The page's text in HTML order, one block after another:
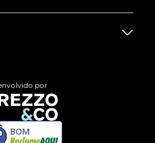
por
BOM